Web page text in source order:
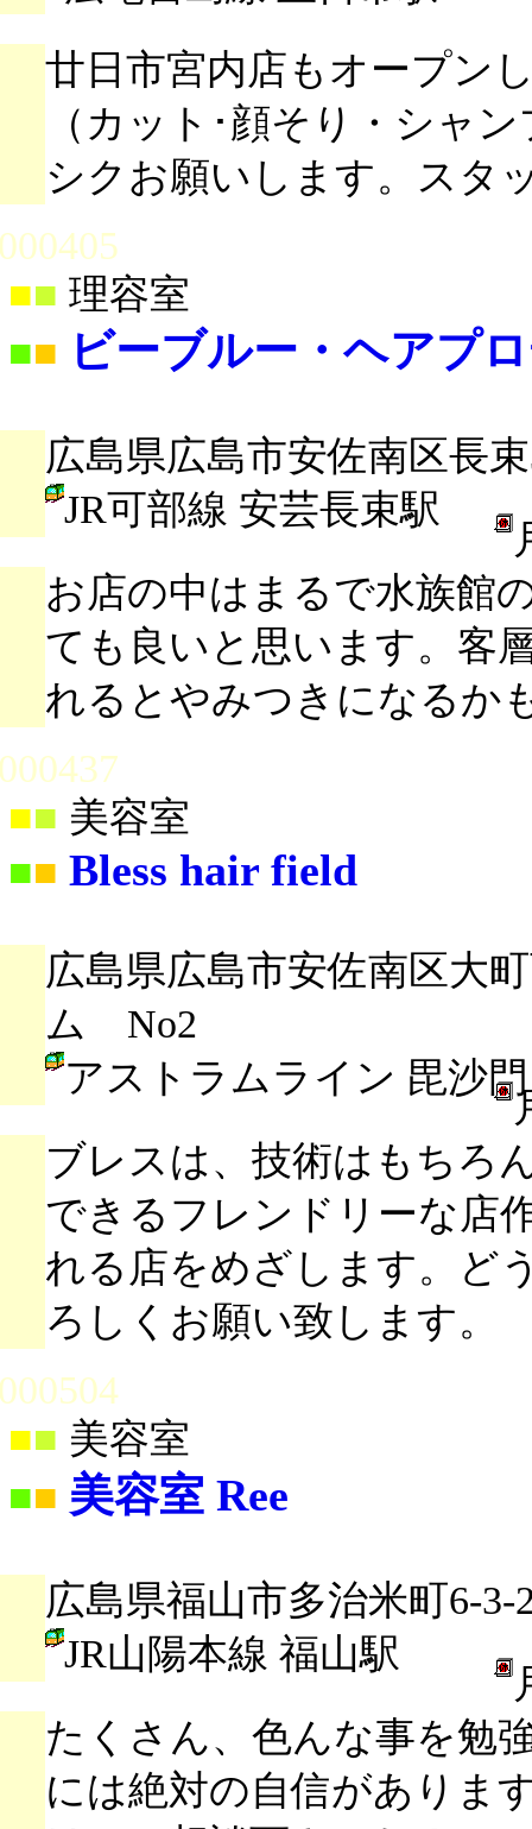
廿日市宮内店もオープン
（カット･顔そり・シャ
シクお願いします。スタ
■ 理容室
■■ ビーブルー・ヘアプ
広島県広島市安佐南区長
JR可部線 安芸長束駅
お店の中はまるで水族館
ても良いと思います。客
れるとやみつきになるか
■ 美容室
■■ Bless hair field
広島県広島市安佐南区大
ム No2
アストラムライン 毘沙
ブレスは、技術はもちろ
できるフレンドリーな店
れる店をめざします。ど
ろしくお願い致します。
■ 美容室
■■ 美容室 Ree
広島県福山市多治米町6-3-
JR山陽本線 福山駅
たくさん、色んな事を勉
には絶対の自信がありま